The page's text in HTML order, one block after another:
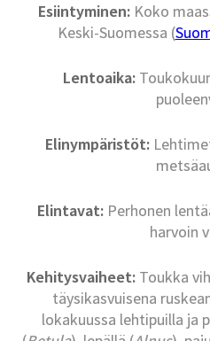
Esiintyminen: Koko
Keski-Suomessa (
Lentoaika:
Elinympäristöt:
Elintavat: Perhonen
harvoin
Kehitysvaiheet: Toukka
täysikasvuisena
lokakuussa lehtipuilla ja